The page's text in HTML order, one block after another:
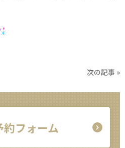
次の記事 »
約フォーム